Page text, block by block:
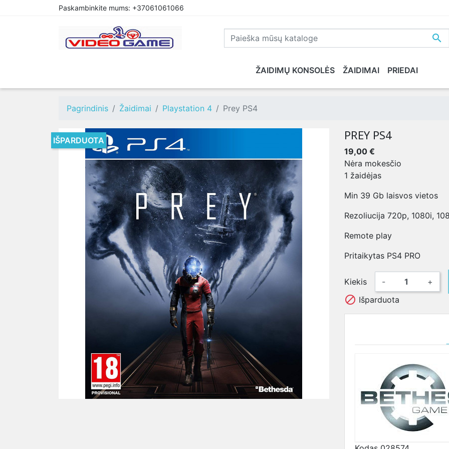
Paskambinkite mums: +37061061066

ŽAIDIMŲ KONSOLĖS ŽAIDIMAI
PREORDER PLAYSTATION 4 XBOX ONE PLAYSTATION 5 XBOX SERIES X NINTENDO
PRIEDAI
Pagrindinis Žaidimai Playstation 4 Prey PS4
IŠPARDUOTA PREY PS4
19,00 €
Nėra mokesčio
1 žaidėjas
Min 39 Gb laisvos vietos
Rezoliucija 720p, 1080i,
Remote play
Pritaikytas PS4 PRO
Kiekis - +
 Išparduota